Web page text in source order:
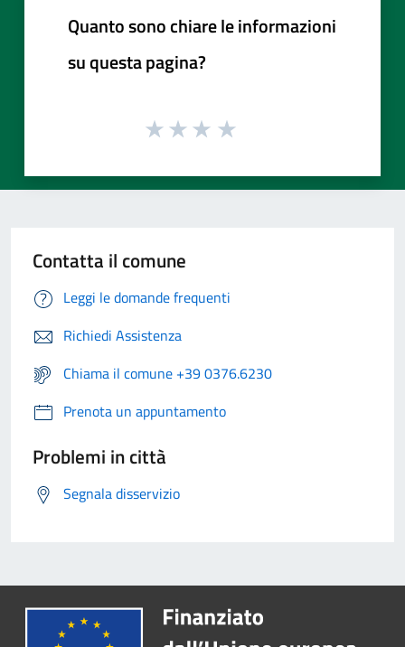
Quanto sono chiare le informazioni
su questa pagina?
Contatta il comune
Leggi le domande frequenti
Richiedi Assistenza
Chiama il comune +39 0376.6230
Prenota un appuntamento
Problemi in città
Segnala disservizio